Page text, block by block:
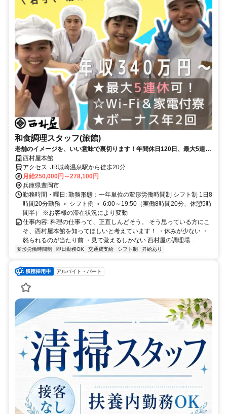
和食調理スタッフ(旅館)
老舗のイメージを、いい意味で裏切ります！年間休日120日、最大5連休
×残業月15時間未満／20代～30代が中心の職場◎
西村屋本館
アクセス: JR城崎温泉駅から徒歩20分
月給250,000円～278,100円
兵庫県豊岡市
勤務時間・曜日: 勤務形態：一年単位の変形労働時間制 シフト制 1日8
時間20分勤務 ＜ シフト例 ＞ 6:00～19:50（実働8時間20分、休憩5時
間半） ※お客様の滞在状況により変動
仕事内容: 料理の仕事って、正直しんどそう。 そう思っている方にこ
そ、西村屋本館を知ってほしいと考えています！ ・休みが少ない ・
怒られるのが当たり前 ・見て覚えるしかない 西村屋の調理場...
変形労働時間制 即日勤務OK 交通費支給 シフト制 昇給あり
アルバイト・パート